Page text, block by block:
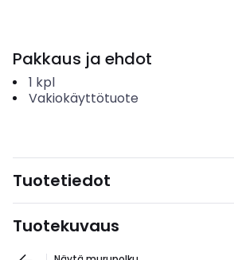
Pakkaus ja ehdot
1 kpl
Vakiokäyttötuote
Tuotetiedot
Tuotekuvaus